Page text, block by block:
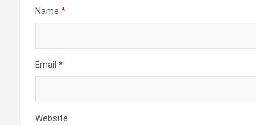
Name *
Email *
Website